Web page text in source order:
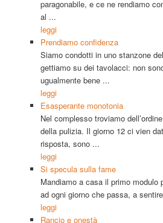
paragonabile, e ce ne rendiamo
al ...
leggi
Prendiamo confidenza
Siamo condotti in uno stanzone
gettiamo su dei tavolacci: non
ugualmente bene ...
leggi
Esasperante monotonia
Nel complesso troviamo
della pulizia. Il giorno 12 ci vien
risposta, sono ...
leggi
Si specula sulla fame
Mandiamo a casa il primo modulo
ad ogni giorno che passa, a
leggi
Rancio e onestà